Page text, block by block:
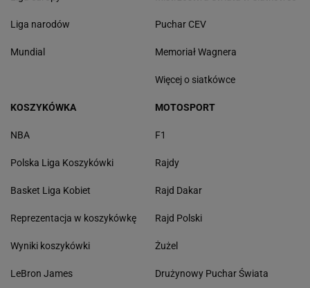
Liga narodów
Mundial
Puchar CEV
Memoriał Wagnera
Więcej o siatkówce
KOSZYKÓWKA
NBA
Polska Liga Koszykówki
Basket Liga Kobiet
Reprezentacja w koszykówkę
Wyniki koszykówki
LeBron James
MOTOSPORT
F1
Rajdy
Rajd Dakar
Rajd Polski
Żużel
Drużynowy Puchar Świata